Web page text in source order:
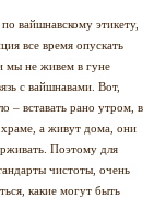
по вайшнавскому этикету,
все время опускать
мы не живем в гуне
с вайшнавами. Вот,
­– вставать рано утром, в
а живут дома, они
Поэтому для
чистоты, очень
какие могут быть